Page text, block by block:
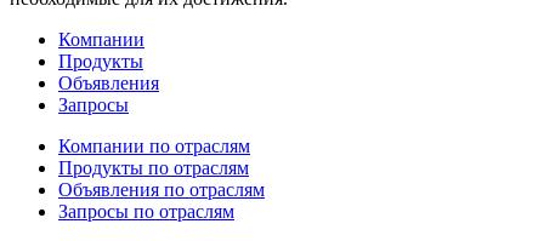
Компании
Продукты
Объявления
Запросы
Компании по отраслям
Продукты по отраслям
Объявления по отраслям
Запросы по отраслям